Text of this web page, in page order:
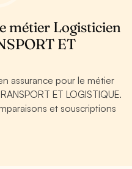
métier Logisticien
ET
assurance pour le métier
ET LOGISTIQUE.
et souscriptions